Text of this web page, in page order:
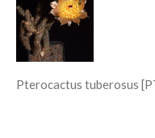
Pterocactus tuberosus